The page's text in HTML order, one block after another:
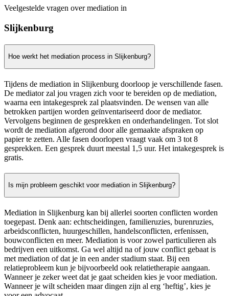
Veelgestelde vragen over mediation in
Slijkenburg
Hoe werkt het mediation process in Slijkenburg?
Tijdens de mediation in Slijkenburg doorloop je verschillende fasen.
De mediator zal jou vragen zich voor te bereiden op de mediation,
waarna een intakegesprek zal plaatsvinden. De wensen van alle
betrokken partijen worden geïnventariseerd door de mediator.
Vervolgens beginnen de gesprekken en onderhandelingen. Tot slot
wordt de mediation afgerond door alle gemaakte afspraken op
papier te zetten. Alle fasen doorlopen vraagt vaak om 3 tot 8
gesprekken. Een gesprek duurt meestal 1,5 uur. Het intakegesprek is
gratis.
Is mijn probleem geschikt voor mediation in Slijkenburg?
Mediation in Slijkenburg kan bij allerlei soorten conflicten worden
toegepast. Denk aan: echtscheidingen, familieruzies, burenruzies,
arbeidsconflicten, huurgeschillen, handelsconflicten, erfenissen,
bouwconflicten en meer. Mediation is voor zowel particulieren als
bedrijven een uitkomst. Ga wel altijd na of jouw conflict gebaat is
met mediation of dat je in een ander stadium staat. Bij een
relatieprobleem kun je bijvoorbeeld ook relatietherapie aangaan.
Wanneer je zeker weet dat je gaat scheiden kies je voor mediation.
Wanneer je wilt scheiden maar dingen zijn al erg ‘heftig’, kies je